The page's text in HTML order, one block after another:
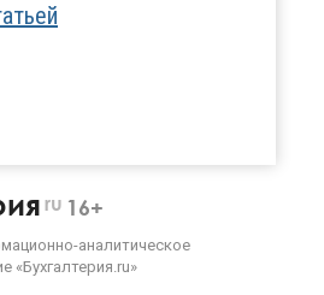
ru 16+
аналитическое
«Бухгалтерия.ru»